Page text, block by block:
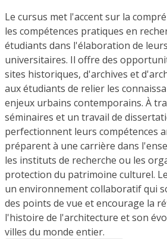
Le cursus met l'accent sur la
les compétences pratiques en
étudiants dans l'élaboration de
universitaires. Il offre des
sites historiques, d'archives et
aux étudiants de relier les
enjeux urbains contemporains. À
séminaires et un travail de
perfectionnent leurs compétences
préparent à une carrière dans
les instituts de recherche ou les
protection du patrimoine culturel.
un environnement collaboratif qui
des points de vue et encourage la
l'histoire de l'architecture et son
villes du monde entier.